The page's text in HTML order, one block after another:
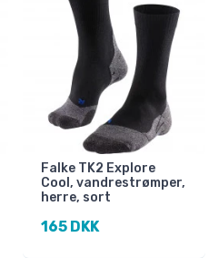
Falke TK2 Explore
Cool, vandrestrømper,
herre, sort
165 DKK